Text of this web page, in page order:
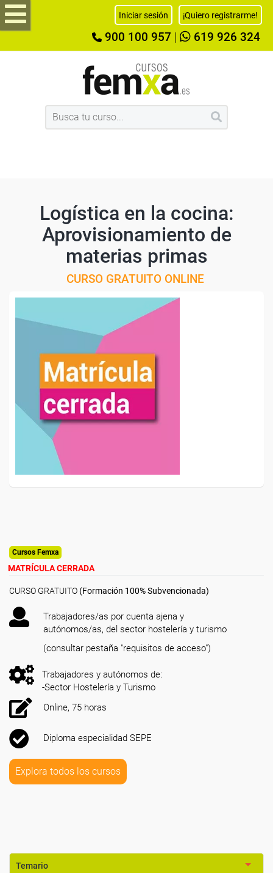
Iniciar sesión ¡Quiero registrarme!
900 100 957 619 926 324
Logística en la cocina:
Aprovisionamiento de
materias primas
CURSO GRATUITO ONLINE
Cursos Femxa
MATRÍCULA CERRADA
CURSO GRATUITO (Formación 100% Subvencionada)
Trabajadores/as por cuenta ajena y
autónomos/as, del sector hostelería y turismo
(consultar pestaña "requisitos de acceso")
Trabajadores y autónomos de:
-Sector Hostelería y Turismo
Online, 75 horas
Diploma especialidad SEPE
Explora todos los cursos
Temario